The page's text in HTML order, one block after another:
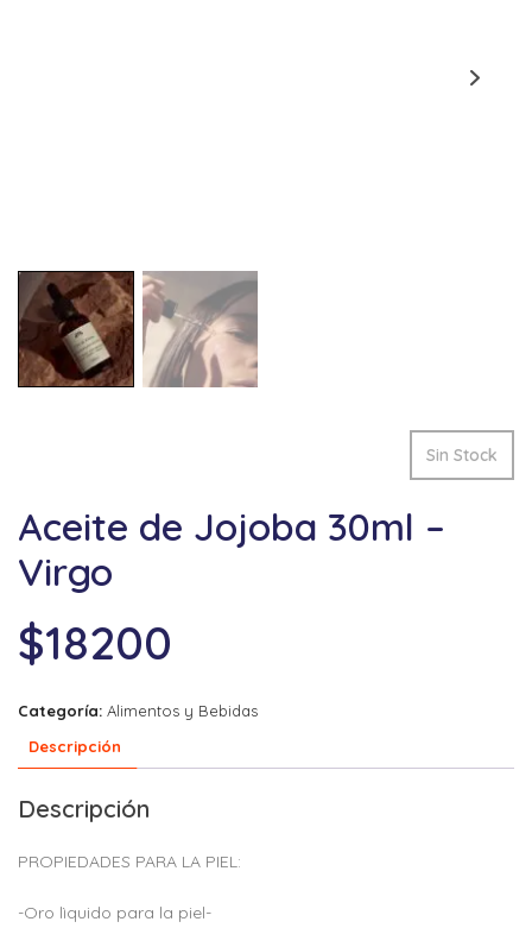
Sin Stock
Aceite de Jojoba 30ml –
Virgo
$18200
Categoría: Alimentos y Bebidas
Descripción
Descripción
PROPIEDADES PARA LA PIEL:
-Oro lìquido para la piel-